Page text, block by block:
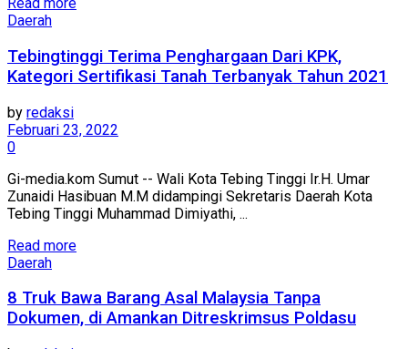
Daerah
Tebingtinggi Terima Penghargaan Dari KPK,
Kategori Sertifikasi Tanah Terbanyak Tahun 2021
by redaksi
Februari 23, 2022
0
Gi-media.kom Sumut -- Wali Kota Tebing Tinggi Ir.H. Umar
Zunaidi Hasibuan M.M didampingi Sekretaris Daerah Kota
Tebing Tinggi Muhammad Dimiyathi, ...
Read more
Daerah
8 Truk Bawa Barang Asal Malaysia Tanpa
Dokumen, di Amankan Ditreskrimsus Poldasu